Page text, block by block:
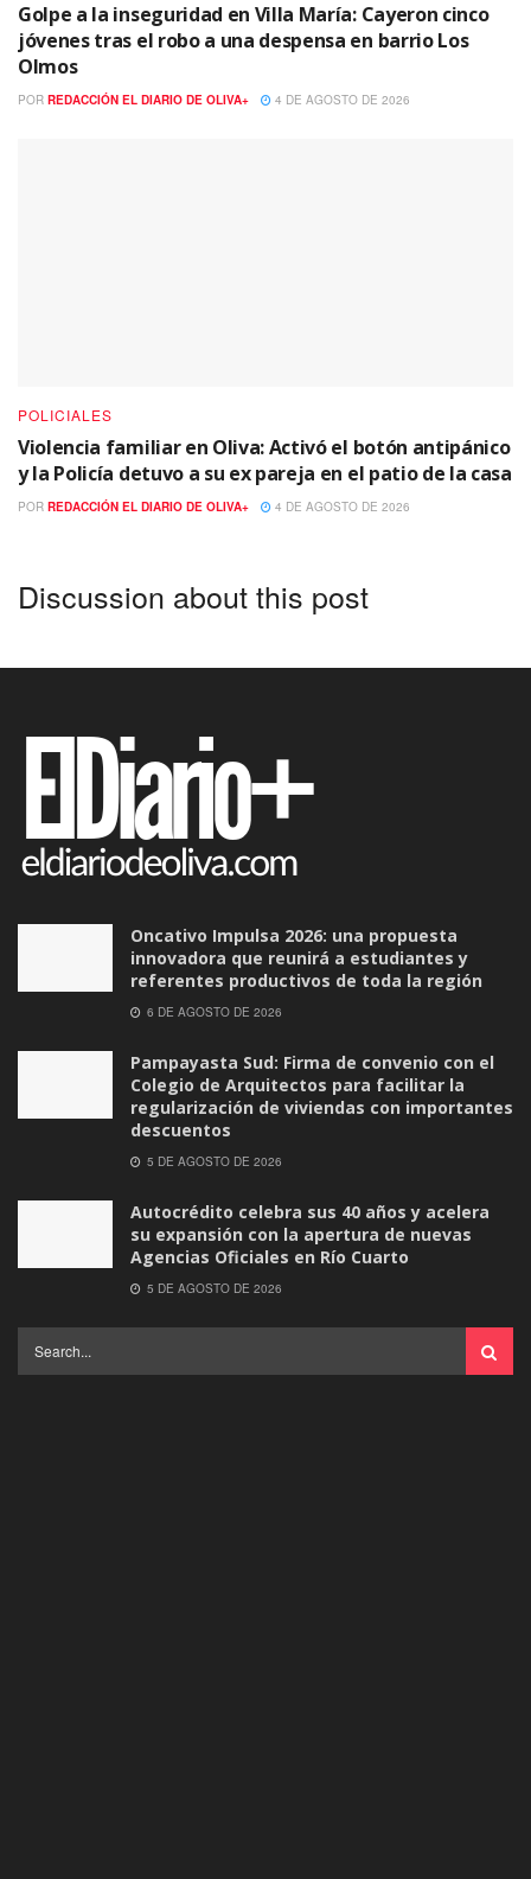
Golpe a la inseguridad en Villa María: Cayeron cinco
jóvenes tras el robo a una despensa en barrio Los
Olmos
POR REDACCIÓN EL DIARIO DE OLIVA+ 4 DE AGOSTO DE 2026
POLICIALES
Violencia familiar en Oliva: Activó el botón antipánico
y la Policía detuvo a su ex pareja en el patio de la casa
POR REDACCIÓN EL DIARIO DE OLIVA+ 4 DE AGOSTO DE 2026
Discussion about this post
Oncativo Impulsa 2026: una propuesta
innovadora que reunirá a estudiantes y
referentes productivos de toda la región
6 DE AGOSTO DE 2026
Pampayasta Sud: Firma de convenio con el
Colegio de Arquitectos para facilitar la
regularización de viviendas con importantes
descuentos
5 DE AGOSTO DE 2026
Autocrédito celebra sus 40 años y acelera
su expansión con la apertura de nuevas
Agencias Oficiales en Río Cuarto
5 DE AGOSTO DE 2026